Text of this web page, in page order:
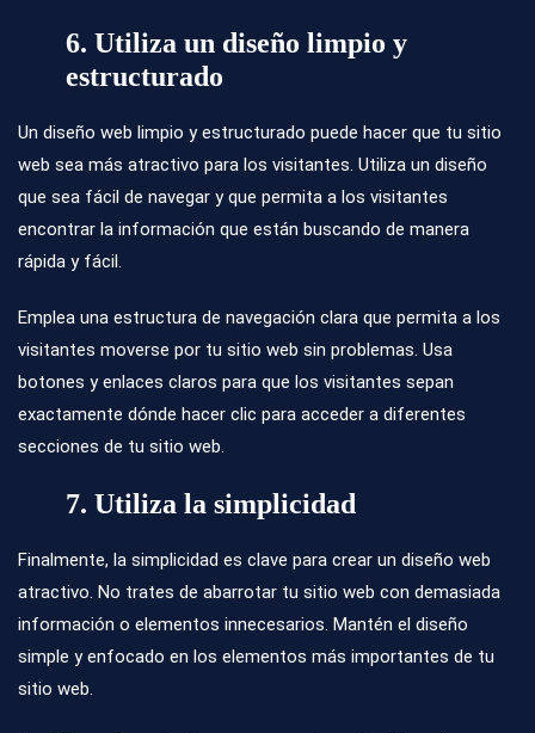
6. Utiliza un diseño limpio y
estructurado
Un diseño web limpio y estructurado puede hacer que tu sitio
web sea más atractivo para los visitantes. Utiliza un diseño
que sea fácil de navegar y que permita a los visitantes
encontrar la información que están buscando de manera
rápida y fácil.
Emplea una estructura de navegación clara que permita a los
visitantes moverse por tu sitio web sin problemas. Usa
botones y enlaces claros para que los visitantes sepan
exactamente dónde hacer clic para acceder a diferentes
secciones de tu sitio web.
7. Utiliza la simplicidad
Finalmente, la simplicidad es clave para crear un diseño web
atractivo. No trates de abarrotar tu sitio web con demasiada
información o elementos innecesarios. Mantén el diseño
simple y enfocado en los elementos más importantes de tu
sitio web.